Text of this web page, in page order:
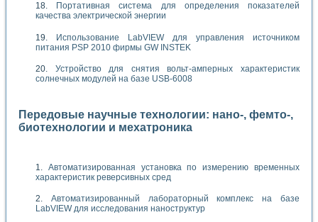
Портативная система для определения показателей
качества электрической энергии
Использование LabVIEW для управления источником
питания PSP 2010 фирмы GW INSTEK
Устройство для снятия вольт-амперных характеристик
солнечных модулей на базе USB-6008
Передовые научные технологии: нано-, фемто-,
биотехнологии и мехатроника
Автоматизированная установка по измерению временных
характеристик реверсивных сред
Автоматизированный лабораторный комплекс на базе
LabVIEW для исследования наноструктур